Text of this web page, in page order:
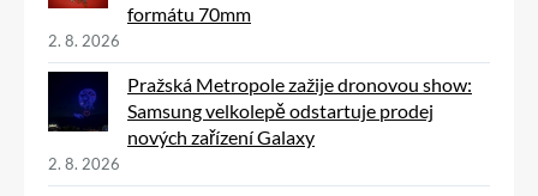
formátu 70mm
2. 8. 2026
Pražská Metropole zažije dronovou show:
Samsung velkolepě odstartuje prodej
nových zařízení Galaxy
2. 8. 2026